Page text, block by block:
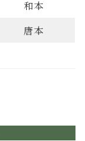
和本
唐本